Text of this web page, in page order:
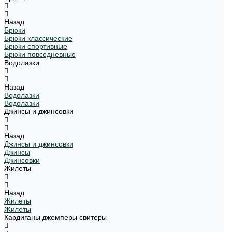
Назад
Брюки
Брюки классические
Брюки спортивные
Брюки повседневные
Водолазки
Назад
Водолазки
Водолазки
Джинсы и джинсовки
Назад
Джинсы и джинсовки
Джинсы
Джинсовки
Жилеты
Назад
Жилеты
Жилеты
Кардиганы джемперы свитеры